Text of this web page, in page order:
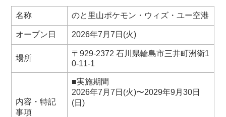
名称 のと里山ポケモン・ウィズ・ユー空港
オープン日 2026年7月7日(火)
場所
〒929-2372 石川県輪島市三井町洲衛1
0-11-1
内容・特記
事項
■実施期間
2026年7月7日(火)〜2029年9月30日
(日)